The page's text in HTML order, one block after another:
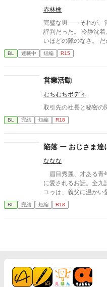
赤林檎
完璧な男――それが、
評判だった。 冷静沈
いほどの隙のなさ。
も想像していなかった。 入社三年目の篠原は、榊の直属の部下
真面目だが強気で、ど
原は上司に向かって
んな顔、部下には見せ
情。 その弱さを見逃さ
「強がらなくていいで
た。 拒むことも、許
ての誇りを壊すほどに
原の視線の奥に宿るの
から思ってたんです
っと綺麗だろうなって
ることで初めて“生き
立場も理性も、すべて
BL 連載中 短編 R15
営業活動
むちむちボディ
取引先の社長と秘密の
BL 完結 短編 R18
陥落 ー おじさま達
ななな
眉目秀麗、才ある青
に愛されるお話。全九話。 国一番の璃伴士(将棋士)で
ユゥは、義父に温かい
過ごしていた。 そん
ることになり…。
BL 完結 短編 R18